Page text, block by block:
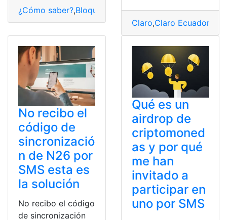
¿Cómo saber?,Bloquear número,Recibir,Tecnología
Claro,Claro Ecuador
No recibo el
código de
sincronizació
n de N26 por
SMS esta es
la solución
No recibo el código
de sincronización
Qué es un
airdrop de
criptomoned
as y por qué
me han
invitado a
participar en
uno por SMS